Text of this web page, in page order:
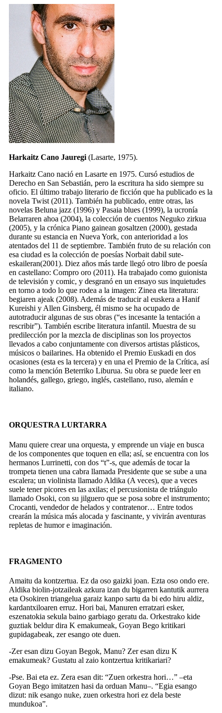
Harkaitz Cano Jauregi (Lasarte, 1975).
Harkaitz Cano nació en Lasarte en 1975. Cursó estudios de
Derecho en San Sebastián, pero la escritura ha sido siempre su
oficio. El último trabajo literario de ficción que ha publicado es la
novela Twist (2011). También ha publicado, entre otras, las
novelas Beluna jazz (1996) y Pasaia blues (1999), la ucronía
Belarraren ahoa (2004), la colección de cuentos Neguko zirkua
(2005), y la crónica Piano gainean gosaltzen (2000), gestada
durante su estancia en Nueva York, con anterioridad a los
atentados del 11 de septiembre. También fruto de su relación con
esa ciudad es la colección de poesías Norbait dabil sute-
eskaileran(2001). Diez años más tarde llegó otro libro de poesía
en castellano: Compro oro (2011). Ha trabajado como guionista
de televisión y comic, y desgranó en un ensayo sus inquietudes
en torno a todo lo que rodea a la imagen: Zinea eta literatura:
begiaren ajeak (2008). Además de traducir al euskera a Hanif
Kureishi y Allen Ginsberg, él mismo se ha ocupado de
autotraducir algunas de sus obras (“es incesante la tentación a
rescribir”). También escribe literatura infantil. Muestra de su
predilección por la mezcla de disciplinas son los proyectos
llevados a cabo conjuntamente con diversos artistas plásticos,
músicos o bailarines. Ha obtenido el Premio Euskadi en dos
ocasiones (esta es la tercera) y en una el Premio de la Crítica, así
como la mención Beterriko Liburua. Su obra se puede leer en
holandés, gallego, griego, inglés, castellano, ruso, alemán e
italiano.
ORQUESTRA LURTARRA
Manu quiere crear una orquesta, y emprende un viaje en busca
de los componentes que toquen en ella; así, se encuentra con los
hermanos Lurrinetti, con dos “t”-s, que además de tocar la
trompeta tienen una cabra llamada Presidente que se sube a una
escalera; un violinista llamado Aldika (A veces), que a veces
suele tener picores en las axilas; el percusionista de triángulo
llamado Osoki, con su jilguero que se posa sobre el instrumento;
Crocanti, vendedor de helados y contratenor… Entre todos
crearán la música más alocada y fascinante, y vivirán aventuras
repletas de humor e imaginación.
FRAGMENTO
Amaitu da kontzertua. Ez da oso gaizki joan. Ezta oso ondo ere.
Aldika biolin-jotzaileak azkura izan du bigarren kantutik aurrera
eta Osokiren triangelua garaiz kanpo sartu da bi edo hiru aldiz,
kardantxiloaren erruz. Hori bai, Manuren erratzari esker,
eszenatokia sekula baino garbiago geratu da. Orkestrako kide
guztiak beldur dira K emakumeak, Goyan Bego kritikari
gupidagabeak, zer esango ote duen.
-Zer esan dizu Goyan Begok, Manu? Zer esan dizu K
emakumeak? Gustatu al zaio kontzertua kritikariari?
-Pse. Bai eta ez. Zera esan dit: “Zuen orkestra hori…” –eta
Goyan Bego imitatzen hasi da orduan Manu–. “Egia esango
dizut: nik esango nuke, zuen orkestra hori ez dela beste
mundukoa”.